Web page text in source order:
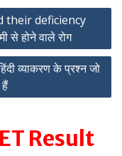
their deficiency
से होने वाले रोग
व्याकरण के प्रश्न जो
हैं
Result